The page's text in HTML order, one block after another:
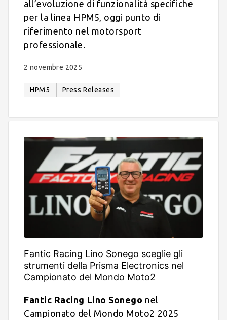
all’evoluzione di funzionalità specifiche
per la linea HPM5, oggi punto di
riferimento nel motorsport
professionale.
2 novembre 2025
HPM5 Press Releases
Fantic Racing Lino Sonego sceglie gli
strumenti della Prisma Electronics nel
Campionato del Mondo Moto2
Fantic Racing Lino Sonego nel
Campionato del Mondo Moto2 2025